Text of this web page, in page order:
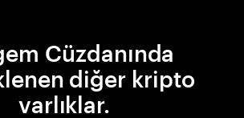
Cüzdanında
diğer kripto
varlıklar.